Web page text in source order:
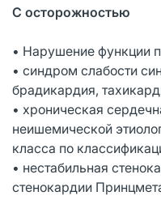
С осторожностью
• Нарушение функции
• синдром слабости
брадикардия,
• хроническая
неишемической
класса по
• нестабильная
стенокардии